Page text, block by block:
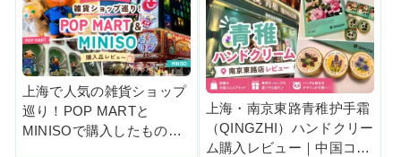
上海で人気の雑貨ショップ
巡り！POP MARTと
MINISOで購入したものを
上海・南京東路青稚护手霜
（QINGZHI）ハンドクリー
ム購入レビュー｜中国コス